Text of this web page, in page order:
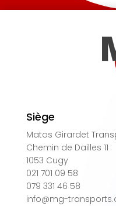
Siège
Matos Girardet
Chemin de Dailles 11
1053 Cugy
021 701 09 58
079 331 46 58
info@mg-